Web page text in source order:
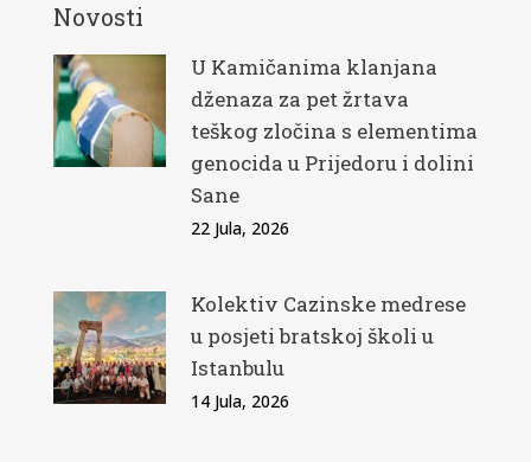
Novosti
U Kamičanima klanjana
dženaza za pet žrtava
teškog zločina s elementima
genocida u Prijedoru i dolini
Sane
22 Jula, 2026
Kolektiv Cazinske medrese
u posjeti bratskoj školi u
Istanbulu
14 Jula, 2026